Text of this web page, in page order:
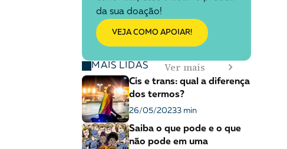
da sua doação!
VEJA COMO APOIAR!
MAIS LIDAS Ver mais
Cis e trans: qual a diferença
dos termos?
26/05/20233 min
Saiba o que pode e o que
não pode em uma